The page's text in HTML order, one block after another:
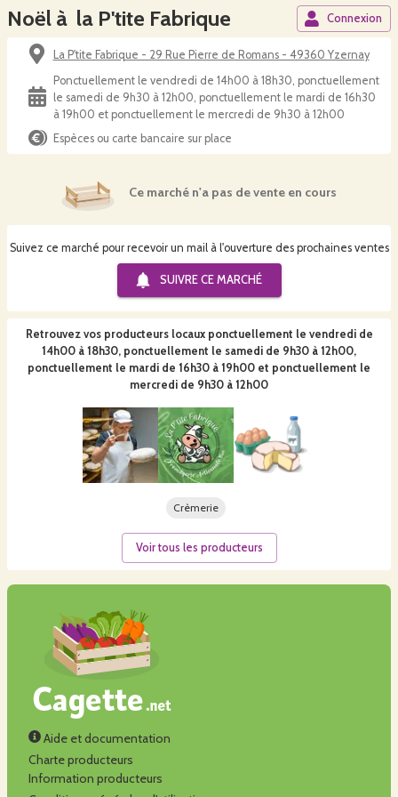
Noël à la P'tite Fabrique Connexion
La P'tite Fabrique - 29 Rue Pierre de Romans - 49360 Yzernay
Ponctuellement le vendredi de 14h00 à 18h30, ponctuellement
le samedi de 9h30 à 12h00, ponctuellement le mardi de 16h30
à 19h00 et ponctuellement le mercredi de 9h30 à 12h00
Espèces ou carte bancaire sur place
Ce marché n'a pas de vente en cours
Suivez ce marché pour recevoir un mail à l'ouverture des prochaines ventes
SUIVRE CE MARCHÉ
Retrouvez vos producteurs locaux ponctuellement le vendredi de
14h00 à 18h30, ponctuellement le samedi de 9h30 à 12h00,
ponctuellement le mardi de 16h30 à 19h00 et ponctuellement le
mercredi de 9h30 à 12h00
Crèmerie
Voir tous les producteurs
Aide et documentation
Charte producteurs
Information producteurs